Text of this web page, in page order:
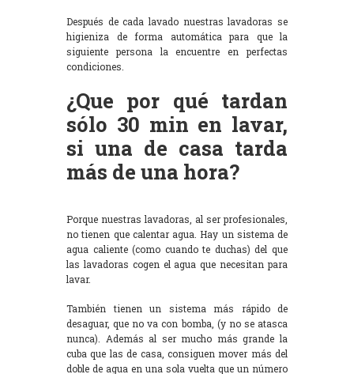
Después de cada lavado nuestras lavadoras se
higieniza de forma automática para que la
siguiente persona la encuentre en perfectas
condiciones.
¿Que por qué tardan
sólo 30 min en lavar,
si una de casa tarda
más de una hora?
Porque nuestras lavadoras, al ser profesionales,
no tienen que calentar agua. Hay un sistema de
agua caliente (como cuando te duchas) del que
las lavadoras cogen el agua que necesitan para
lavar.
También tienen un sistema más rápido de
desaguar, que no va con bomba, (y no se atasca
nunca). Además al ser mucho más grande la
cuba que las de casa, consiguen mover más del
doble de agua en una sola vuelta que un número